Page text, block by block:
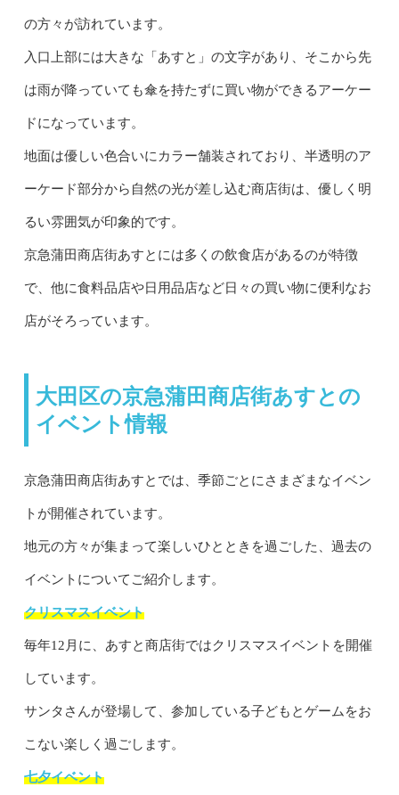
の方々が訪れています。
入口上部には大きな「あすと」の文字があり、そこから先
は雨が降っていても傘を持たずに買い物ができるアーケー
ドになっています。
地面は優しい色合いにカラー舗装されており、半透明のア
ーケード部分から自然の光が差し込む商店街は、優しく明
るい雰囲気が印象的です。
京急蒲田商店街あすとには多くの飲食店があるのが特徴
で、他に食料品店や日用品店など日々の買い物に便利なお
店がそろっています。
大田区の京急蒲田商店街あすとの
イベント情報
京急蒲田商店街あすとでは、季節ごとにさまざまなイベン
トが開催されています。
地元の方々が集まって楽しいひとときを過ごした、過去の
イベントについてご紹介します。
クリスマスイベント
毎年12月に、あすと商店街ではクリスマスイベントを開催
しています。
サンタさんが登場して、参加している子どもとゲームをお
こない楽しく過ごします。
七夕イベント